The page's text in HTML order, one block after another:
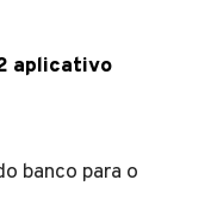
aplicativo
banco para o